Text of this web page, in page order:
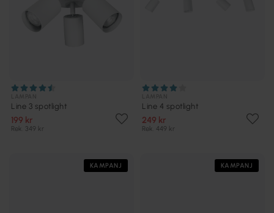
Line 3 spotlight
199 kr
Rek. 349 kr
Line 4 spotlight
249 kr
Rek. 449 kr
KAMPANJ KAMPANJ